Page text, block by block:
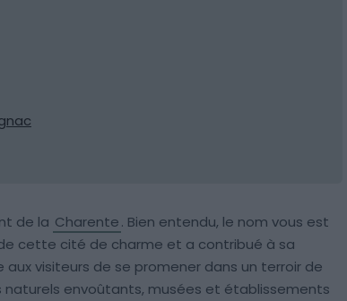
de la Charente. Bien entendu, le nom vous est
cette cité de charme et a contribué à sa
visiteurs de se promener dans un terroir de
envoûtants, musées et établissements